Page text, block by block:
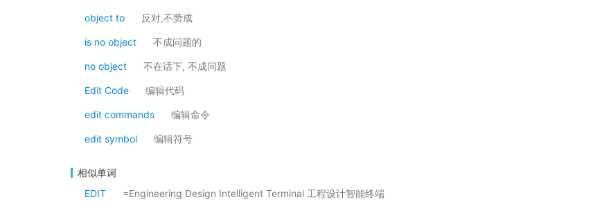
object to 反对,不赞成
is no object 不成问题的
no object 不在话下, 不成问题
Edit Code 编辑代码
edit commands 编辑命令
edit symbol 编辑符号
相似单词
EDIT
=Engineering Design Intelligent Terminal 工程设计智能终端